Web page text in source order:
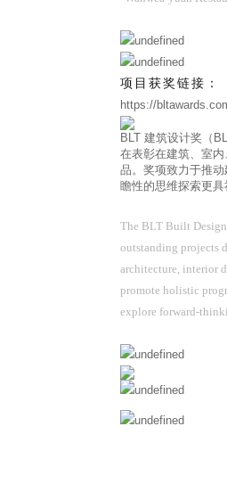
项目获奖链接：
https://
BLT 建筑设计奖（
在表彰在建筑、室
品。奖项致力于推
瞻性的思维探索更具
The BLT Built
outstanding projects
architecture, interior
promote holistic
explore forward-